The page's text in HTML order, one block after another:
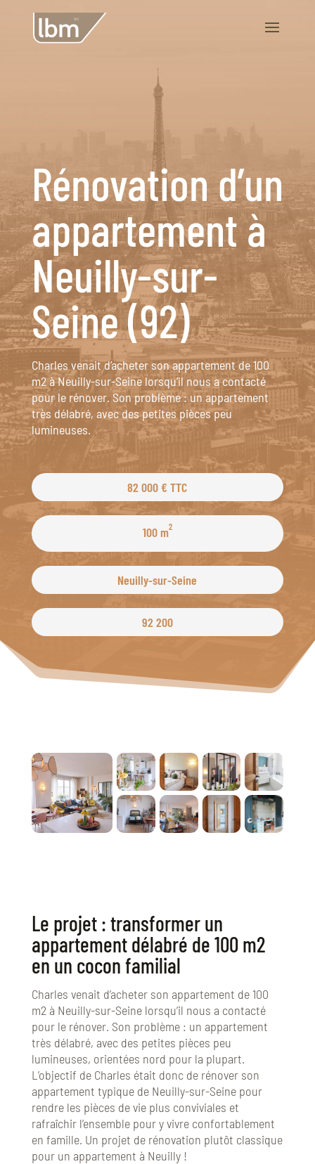
Rénovation d’un
appartement à
Neuilly-sur-
Seine (92)
Charles venait d’acheter son appartement de 100
m2 à Neuilly-sur-Seine lorsqu’il nous a contacté
pour le rénover. Son problème : un appartement
très délabré, avec des petites pièces peu
lumineuses.
82 000 € TTC
100 m2
Neuilly-sur-Seine
92 200
Le projet : transformer un
appartement délabré de 100 m2
en un cocon familial
Charles venait d’acheter son appartement de 100
m2 à Neuilly-sur-Seine lorsqu’il nous a contacté
pour le rénover. Son problème : un appartement
très délabré, avec des petites pièces peu
lumineuses, orientées nord pour la plupart.
L’objectif de Charles était donc de rénover son
appartement typique de Neuilly-sur-Seine pour
rendre les pièces de vie plus conviviales et
rafraîchir l’ensemble pour y vivre confortablement
en famille. Un projet de rénovation plutôt classique
pour un appartement à Neuilly !